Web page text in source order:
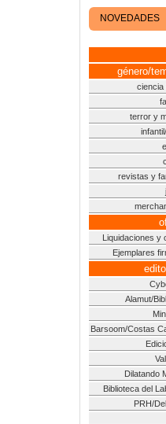
NOVEDADES
género/
ciencia
terror y
revistas y
Liquidaciones y
Ejemplares
Alamut/
Barsoom/Costas
Dilatando
Biblioteca del
PRH/